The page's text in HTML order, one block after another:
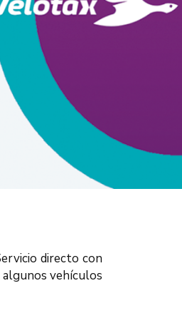
directo con
algunos vehículos